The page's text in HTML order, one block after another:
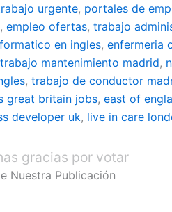
urgente, portales de
, empleo ofertas, trabajo
en ingles, enfermeria
trabajo mantenimiento madrid,
, trabajo de conductor
great britain jobs, east of
developer uk, live in care
gracias por votar
Nuestra Publicación